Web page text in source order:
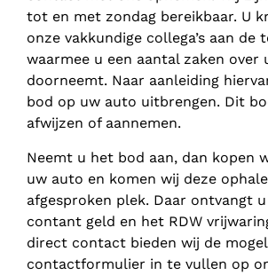
tot en met zondag bereikbaar. U
onze vakkundige collega’s aan de
waarmee u een aantal zaken over
doorneemt. Naar aanleiding
bod op uw auto uitbrengen. Dit
afwijzen of aannemen.
Neemt u het bod aan, dan kopen
uw auto en komen wij deze
afgesproken plek. Daar ontvangt
contant geld en het RDW
direct contact bieden wij de
contactformulier in te vullen op